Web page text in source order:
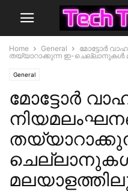
Home General
മോട്ടോർ
തയ്യാറാക്കുന്ന ഇ-ചെല്ലാനുകൾ
General
മോട്ടോർ